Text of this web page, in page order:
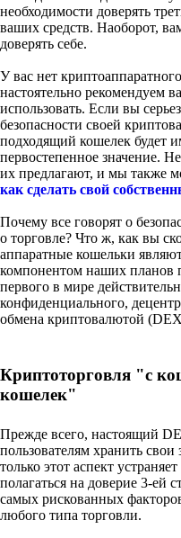
необходимости доверять
ваших средств. Наоборот,
доверять себе.
У вас нет
настоятельно рекомендуем
использовать. Если вы
безопасности своей
подходящий кошелек будет
первостепенное значение.
их предлагают, и мы также
как сделать свой
Почему все говорят о
о торговле? Что ж, как вы
аппаратные кошельки
компонентом наших планов
первого в мире
конфиденциального,
обмена криптовалютой
Криптоторговля "с
кошелек"
Прежде всего, настоящий
пользователям хранить
только этот аспект
полагаться на доверие 3-ей
самых рискованных
любого типа торговли.